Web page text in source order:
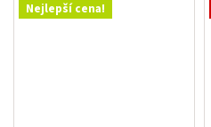
Nejlepší cena!